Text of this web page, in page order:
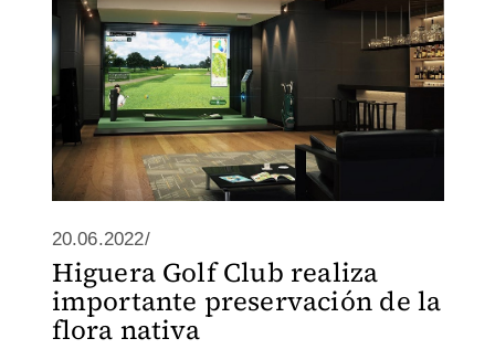
20.06.2022/
Higuera Golf Club realiza
importante preservación de la
flora nativa